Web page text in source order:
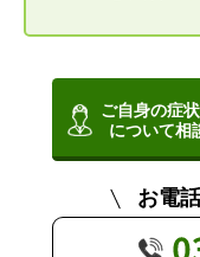
ご自身の症
について相
お電